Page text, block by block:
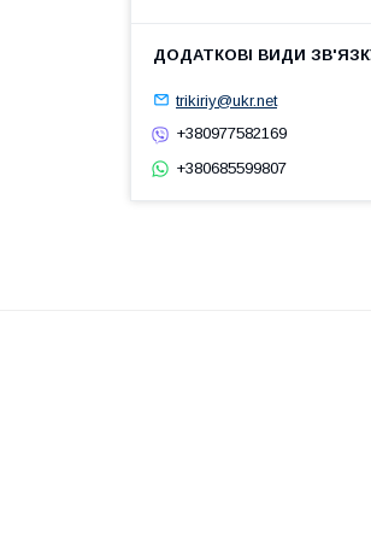
trikiriy@ukr.net
+380977582169
+380685599807